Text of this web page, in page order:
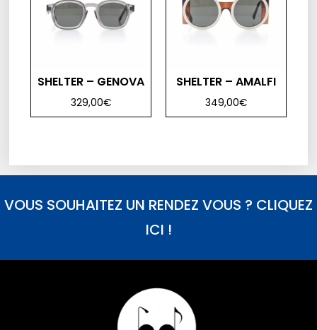
SHELTER – GENOVA
329,00€
SHELTER – AMALFI
349,00€
VOUS SOUHAITEZ UN RENDEZ VOUS ? CLIQUEZ
ICI !